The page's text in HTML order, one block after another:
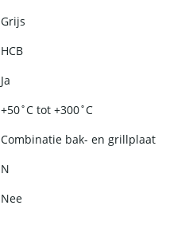
Grijs
HCB
Ja
+50˚C tot +300˚C
Combinatie bak- en grillplaat
N
Nee